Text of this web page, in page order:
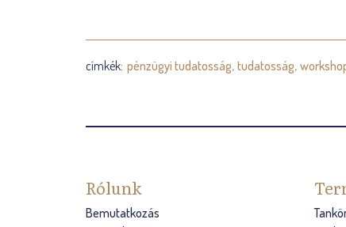
címkék: pénzügyi tudatosság tudatosság
Rólunk
Bemutatkozás